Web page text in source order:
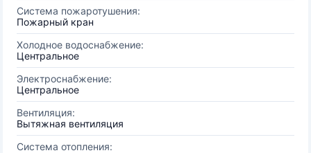
Система пожаротушения:
Пожарный кран
Холодное водоснабжение:
Центральное
Электроснабжение:
Центральное
Вентиляция:
Вытяжная вентиляция
Система отопления: